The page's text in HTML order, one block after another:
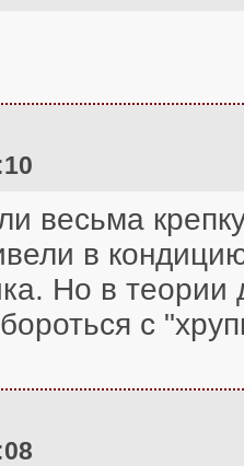
весьма
в
Но в теории
с